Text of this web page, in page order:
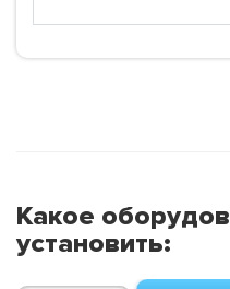
Какое
установить: